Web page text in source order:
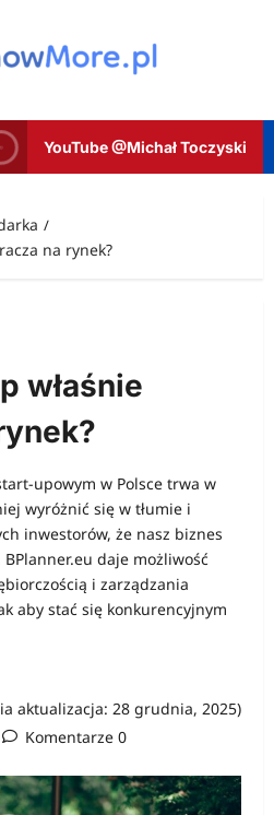
YouTube @Michał Toczyski
na rynek?
właśnie
upowym w Polsce trwa w
wyróżnić się w tłumie i
inwestorów, że nasz biznes
daje możliwość
i zarządzania
aby stać się konkurencyjnym
aktualizacja: 28 grudnia, 2025)
Komentarze 0